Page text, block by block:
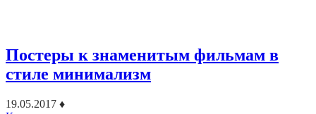
Постеры к знаменитым фильмам в
стиле минимализм
19.05.2017 ♦